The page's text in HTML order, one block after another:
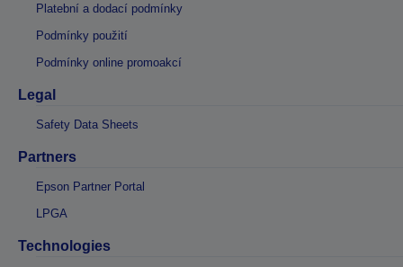
Platební a dodací podmínky
Podmínky použití
Podmínky online promoakcí
Legal
Safety Data Sheets
Partners
Epson Partner Portal
LPGA
Technologies